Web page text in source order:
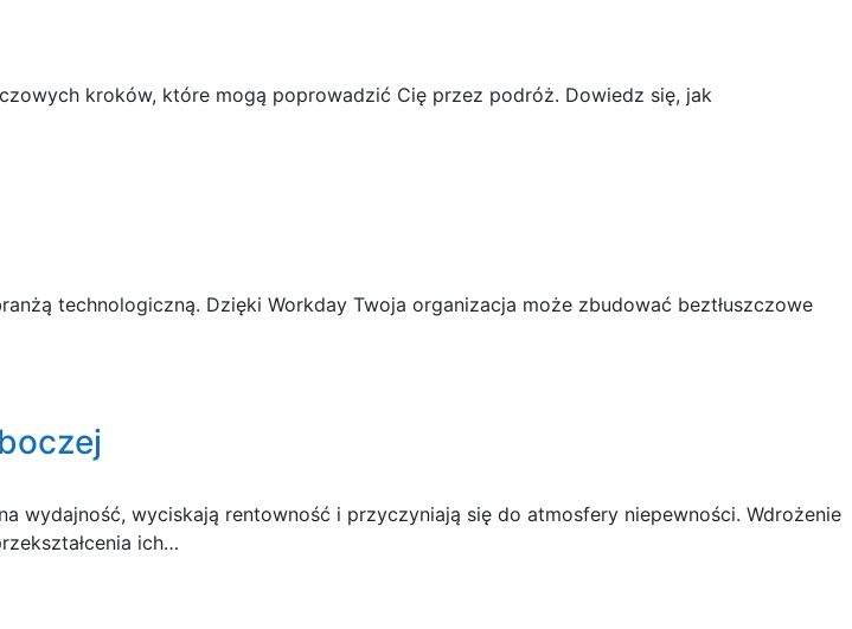
kroków, które mogą poprowadzić Cię przez podróż. Dowiedz się, jak
technologiczną. Dzięki Workday Twoja organizacja może zbudować beztłuszczowe
wydajność, wyciskają rentowność i przyczyniają się do atmosfery niepewności. Wdrożenie
ich…